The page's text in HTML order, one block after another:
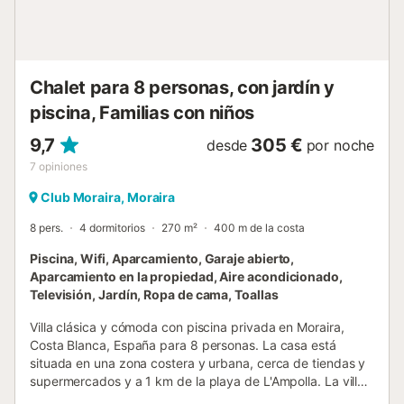
Chalet para 8 personas, con jardín y
piscina, Familias con niños
9,7
7 opiniones
desde 305 € por noche
Club Moraira, Moraira
8 pers. 4 dormitorios 270 m² 400 m de la costa
Piscina, Wifi, Aparcamiento, Garaje abierto,
Aparcamiento en la propiedad, Aire acondicionado,
Televisión, Jardín, Ropa de cama, Toallas
Villa clásica y cómoda con piscina privada en Moraira,
Costa Blanca, España para 8 personas. La casa está
situada en una zona costera y urbana, cerca de tiendas y
supermercados y a 1 km de la playa de L'Ampolla. La villa